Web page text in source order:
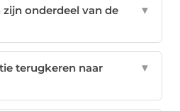
onderdeel van de
▼
terugkeren naar
▼